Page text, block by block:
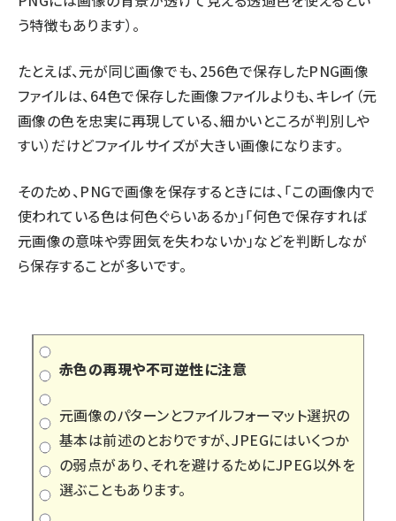
う特徴もあります）。
たとえば、元が同じ画像でも、256色で保存したPNG画像
ファイルは、64色で保存した画像ファイルよりも、キレイ（元
画像の色を忠実に再現している、細かいところが判別しや
すい）だけどファイルサイズが大きい画像になります。
そのため、PNGで画像を保存するときには、「この画像内で
使われている色は何色ぐらいあるか」「何色で保存すれば
元画像の意味や雰囲気を失わないか」などを判断しなが
ら保存することが多いです。
赤色の再現や不可逆性に注意
元画像のパターンとファイルフォーマット選択の
基本は前述のとおりですが、JPEGにはいくつか
の弱点があり、それを避けるためにJPEG以外を
選ぶこともあります。